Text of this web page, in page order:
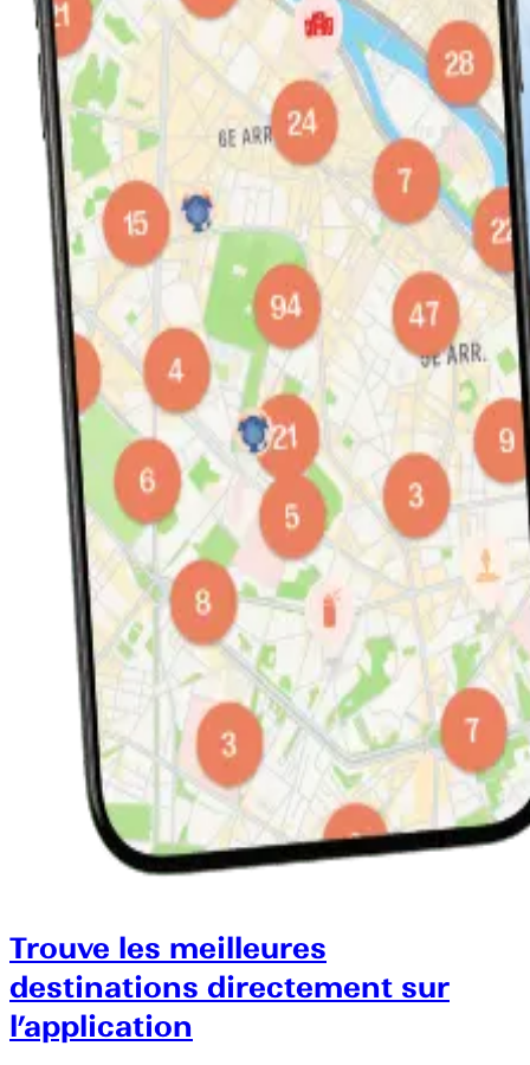
Trouve les meilleures
destinations directement sur
l’application